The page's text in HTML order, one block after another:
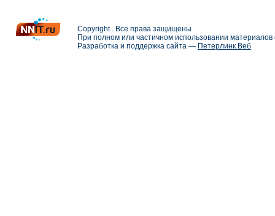
Copyright . Все права защищены
При полном или частичном использовании
Разработка и поддержка сайта — Петерлинк Веб